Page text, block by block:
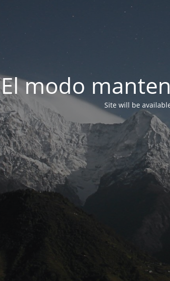
El modo
Site will be